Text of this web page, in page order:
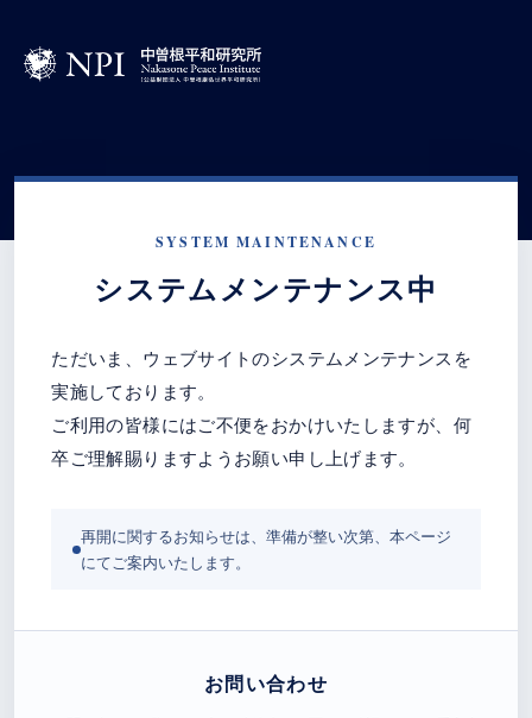
SYSTEM MAINTENANCE
システムメンテナンス中
ただいま、ウェブサイトのシステムメンテナンスを
実施しております。
ご利用の皆様にはご不便をおかけいたしますが、何
卒ご理解賜りますようお願い申し上げます。
再開に関するお知らせは、準備が整い次第、本ページ
にてご案内いたします。
お問い合わせ